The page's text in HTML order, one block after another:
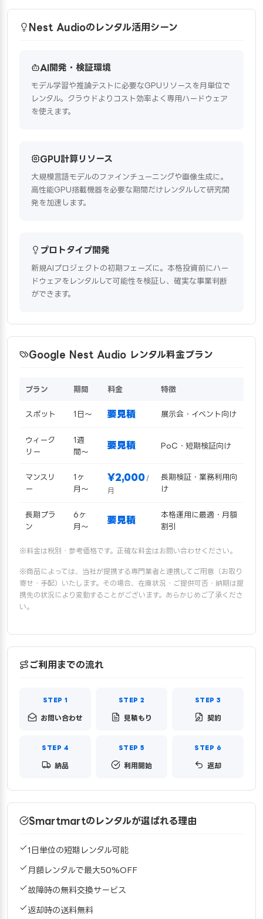
Nest Audioのレンタル活用シーン
AI開発・検証環境
モデル学習や推論テストに必要なGPUリソースを月単位で
レンタル。クラウドよりコスト効率よく専用ハードウェア
を使えます。
GPU計算リソース
大規模言語モデルのファインチューニングや画像生成に。
高性能GPU搭載機器を必要な期間だけレンタルして研究開
発を加速します。
プロトタイプ開発
新規AIプロジェクトの初期フェーズに。本格投資前にハー
ドウェアをレンタルして可能性を検証し、確実な事業判断
ができます。
Google Nest Audio レンタル料金プラン
プラン 期間 料金 特徴
スポット 1日〜 要見積 展示会・イベント向け
ウィーク
リー
1週
間〜
要見積 PoC・短期検証向け
マンスリ
ー
1ヶ
月〜
¥2,000 /
月
長期検証・業務利用向
け
長期プラ
ン
6ヶ
月〜
要見積
本格運用に最適・月額
割引
※料金は税別・参考価格です。正確な料金はお問い合わせください。
※商品によっては、当社が提携する専門業者と連携してご用意（お取り
寄せ・手配）いたします。その場合、在庫状況・ご提供可否・納期は提
携先の状況により変動することがございます。あらかじめご了承くださ
い。
ご利用までの流れ
お問い合わせ 見積もり 契約
納品 利用開始 返却
Smartmartのレンタルが選ばれる理由
1日単位の短期レンタル可能
月額レンタルで最大50%OFF
故障時の無料交換サービス
返却時の送料無料